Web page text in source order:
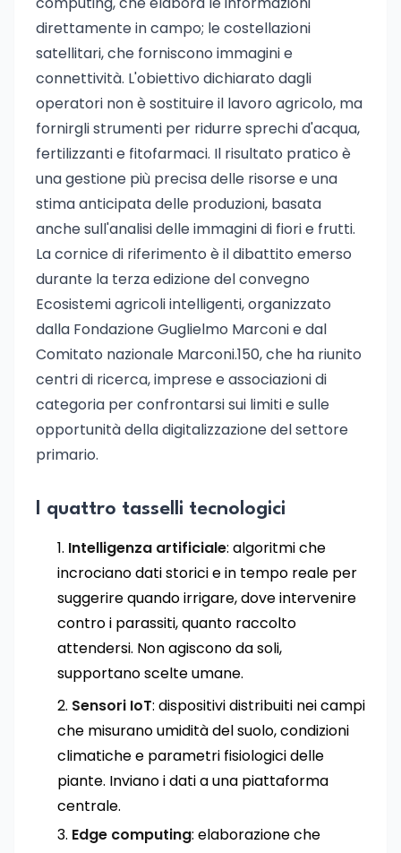
direttamente in campo; le costellazioni
satellitari, che forniscono immagini e
connettività. L'obiettivo dichiarato dagli
operatori non è sostituire il lavoro agricolo, ma
fornirgli strumenti per ridurre sprechi d'acqua,
fertilizzanti e fitofarmaci. Il risultato pratico è
una gestione più precisa delle risorse e una
stima anticipata delle produzioni, basata
anche sull'analisi delle immagini di fiori e frutti.
La cornice di riferimento è il dibattito emerso
durante la terza edizione del convegno
Ecosistemi agricoli intelligenti, organizzato
dalla Fondazione Guglielmo Marconi e dal
Comitato nazionale Marconi.150, che ha riunito
centri di ricerca, imprese e associazioni di
categoria per confrontarsi sui limiti e sulle
opportunità della digitalizzazione del settore
primario.
I quattro tasselli tecnologici
Intelligenza artificiale: algoritmi che
incrociano dati storici e in tempo reale per
suggerire quando irrigare, dove intervenire
contro i parassiti, quanto raccolto
attendersi. Non agiscono da soli,
supportano scelte umane.
Sensori IoT: dispositivi distribuiti nei campi
che misurano umidità del suolo, condizioni
climatiche e parametri fisiologici delle
piante. Inviano i dati a una piattaforma
centrale.
Edge computing: elaborazione che